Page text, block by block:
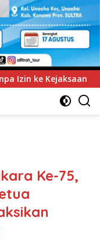
Tambah Delapan
Ke-75,